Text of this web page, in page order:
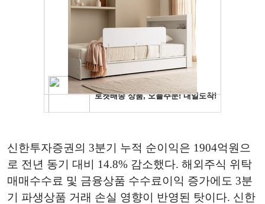
신한투자증권의 3분기 누적 순이익은 1904억원으
로 전년 동기 대비 14.8% 감소했다. 해외주식 위탁
매매수수료 및 금융상품 수수료이익 증가에도 3분
기 파생상품 거래 손실 영향이 반영된 탓이다. 신한